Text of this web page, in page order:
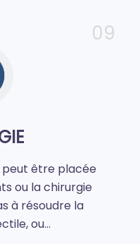
09
peut être placée
ou la chirurgie
à résoudre la
ou...